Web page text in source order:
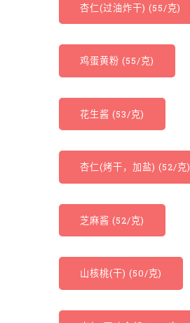
杏仁(过油炸干) (55/克)
鸡蛋黄粉 (55/克)
花生酱 (53/克)
杏仁(烤干，加盐) (52/克)
芝麻酱 (52/克)
山核桃(干) (50/克)